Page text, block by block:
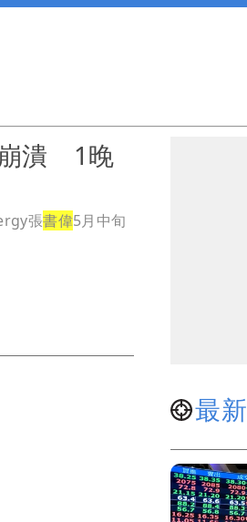
崩潰 1晚
張書偉5月中旬
最新